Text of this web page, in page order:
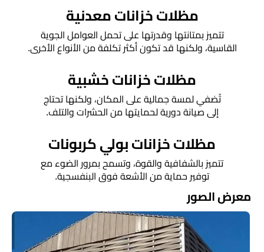
مظلات خزانات معدنية
تتميز بمتانتها وقدرتها على تحمل العوامل الجوية
القاسية، ولكنها قد تكون أكثر تكلفة من الأنواع الأخرى.
مظلات خزانات خشبية
تُضفي لمسة جمالية على المكان، ولكنها تحتاج
إلى صيانة دورية لحمايتها من الحشرات والتلف.
مظلات خزانات بولي كربونات
تتميز بالشفافية والقوة، وتسمح بمرور الضوء مع
توفير حماية من الأشعة فوق البنفسجية.
معرض الصور